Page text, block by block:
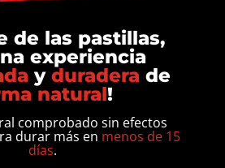
de las pastillas,
experiencia
y duradera de
natural!
comprobado sin efectos
durar más en menos de 15
días.